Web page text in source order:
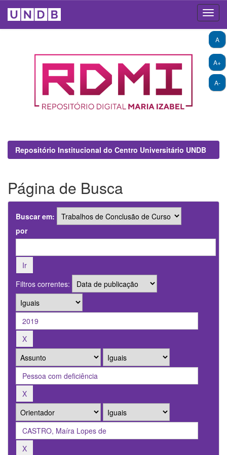
A+
A-
A
Repositório Institucional do Centro Universitário UNDB
Página de Busca
Buscar em:
por
Filtros correntes: